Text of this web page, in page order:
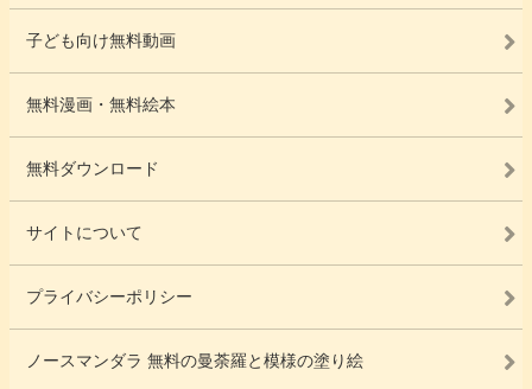
子ども向け無料動画
無料漫画・無料絵本
無料ダウンロード
サイトについて
プライバシーポリシー
ノースマンダラ 無料の曼荼羅と模様の塗り絵